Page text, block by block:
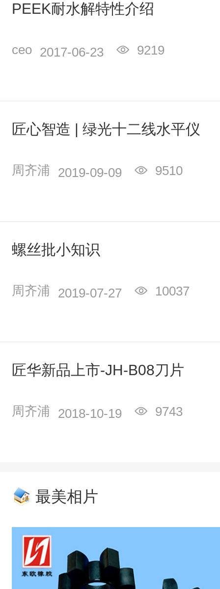
PEEK耐水解特性介绍
ceo 2017-06-23 9219
匠心智造 | 绿光十二线水平仪
周齐浦 2019-09-09 9510
螺丝批小知识
周齐浦 2019-07-27 10037
匠华新品上市-JH-B08刀片
周齐浦 2018-10-19 9743
最美相片